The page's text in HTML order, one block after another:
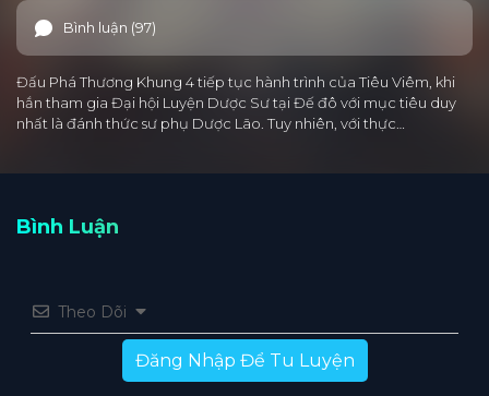
Bình luận (97)
Đấu Phá Thương Khung 4 tiếp tục hành trình của Tiêu Viêm, khi
hắn tham gia Đại hội Luyện Dược Sư tại Đế đô với mục tiêu duy
nhất là đánh thức sư phụ Dược Lão. Tuy nhiên, với thực…
Bình Luận
Theo Dõi
Đăng Nhập Để Tu Luyện